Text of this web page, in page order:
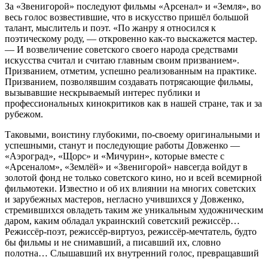
За «Звенигорой» последуют фильмы «Арсенал» и «Земля», во
весь голос возвестившие, что в искусство пришёл большой
талант, мыслитель и поэт. «По жанру я относился к
поэтическому роду, — откровенно как-то выскажется мастер.
— И возвеличение советского своего народа средствами
искусства считал и считаю главным своим призванием».
Призванием, отметим, успешно реализованным на практике.
Призванием, позволявшим создавать потрясающие фильмы,
вызывавшие нескрываемый интерес публики и
профессиональных кинокритиков как в нашей стране, так и за
рубежом.
Таковыми, воистину глубокими, по-своему оригинальными и
успешными, станут и последующие работы Довженко —
«Аэроград», «Щорс» и «Мичурин», которые вместе с
«Арсеналом», «Землёй» и «Звенигорой» навсегда войдут в
золотой фонд не только советского кино, но и всей всемирной
фильмотеки. Известно и об их влиянии на многих советских
и зарубежных мастеров, негласно учившихся у Довженко,
стремившихся овладеть таким же уникальным художническим
даром, каким обладал украинский советский режиссёр…
Режиссёр-поэт, режиссёр-виртуоз, режиссёр-мечтатель, будто
бы фильмы и не снимавший, а писавший их, словно
полотна… Слышавший их внутренний голос, превращавший